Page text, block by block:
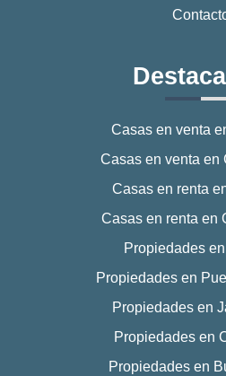
Casas en venta
Casas en venta en
Casas en renta
Casas en renta en
Propiedades
Propiedades en
Propiedades en
Propiedades en
Propiedades en